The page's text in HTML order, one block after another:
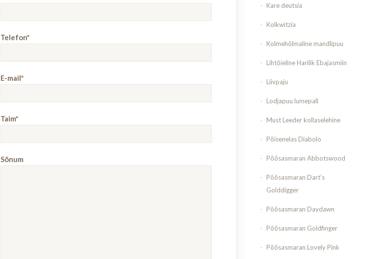
Telefon*
E-mail*
Taim*
Sõnum
Kare deutsia
Kolkwitzia
Kolmehõlmaline mandlipuu
Lihtõieline Harilik Ebajasmiin
Liivpaju
Lodjapuu lumepall
Must Leeder kollaselehine
Põisenelas Diabolo
Põõsasmaran Abbotswood
Põõsasmaran Dart’s
Golddigger
Põõsasmaran Daydawn
Põõsasmaran Goldfinger
Põõsasmaran Lovely Pink